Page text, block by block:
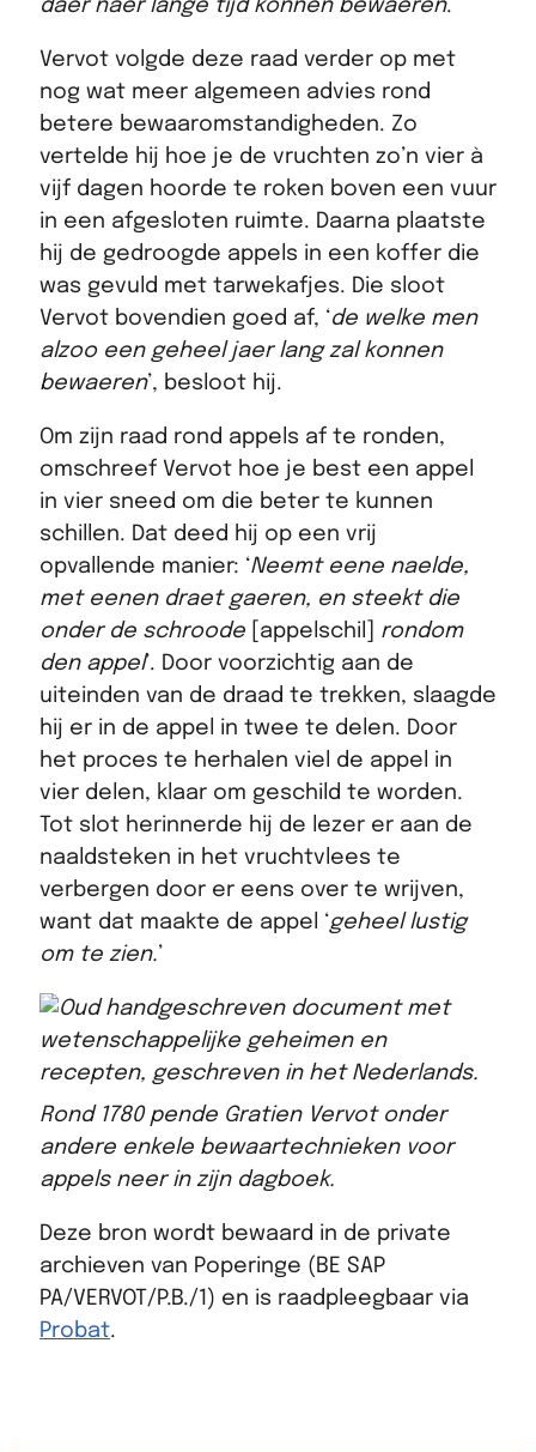
daer naer lange tijd konnen bewaeren.’
Vervot volgde deze raad verder op met
nog wat meer algemeen advies rond
betere bewaaromstandigheden. Zo
vertelde hij hoe je de vruchten zo’n vier à
vijf dagen hoorde te roken boven een vuur
in een afgesloten ruimte. Daarna plaatste
hij de gedroogde appels in een koffer die
was gevuld met tarwekafjes. Die sloot
Vervot bovendien goed af, ‘de welke men
alzoo een geheel jaer lang zal konnen
bewaeren’, besloot hij.
Om zijn raad rond appels af te ronden,
omschreef Vervot hoe je best een appel
in vier sneed om die beter te kunnen
schillen. Dat deed hij op een vrij
opvallende manier: ‘Neemt eene naelde,
met eenen draet gaeren, en steekt die
onder de schroode
[appelschil]
rondom
den appel’. Door voorzichtig aan de
uiteinden van de draad te trekken, slaagde
hij er in de appel in twee te delen. Door
het proces te herhalen viel de appel in
vier delen, klaar om geschild te worden.
Tot slot herinnerde hij de lezer er aan de
naaldsteken in het vruchtvlees te
verbergen door er eens over te wrijven,
want dat maakte de appel ‘geheel lustig
om te zien.’
Rond 1780 pende Gratien Vervot onder
andere enkele bewaartechnieken voor
appels neer in zijn dagboek.
Deze bron wordt bewaard in de private
archieven van Poperinge (BE SAP
PA/VERVOT/P.B./1) en is raadpleegbaar via
Probat.